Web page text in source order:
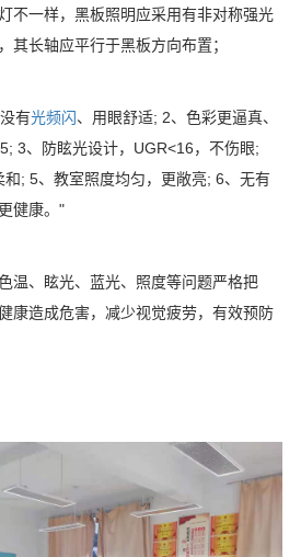
不一样，黑板照明应采用有非对称强光
其长轴应平行于黑板方向布置；
有光频闪、用眼舒适; 2、色彩更逼真、
3、防眩光设计，UGR<16，不伤眼;
; 5、教室照度均匀，更敞亮; 6、无有
健康。"
温、眩光、蓝光、照度等问题严格把
康造成危害，减少视觉疲劳，有效预防